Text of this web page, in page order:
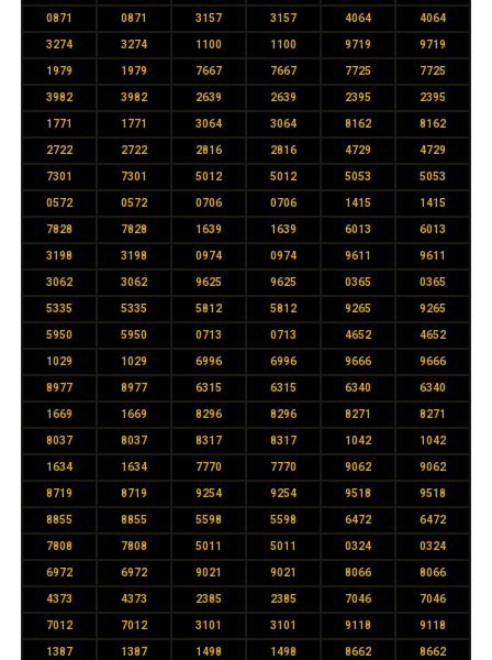
0871 0871 3157 3157 4064 4064
3274 3274 1100 1100 9719 9719
1979 1979 7667 7667 7725 7725
3982 3982 2639 2639 2395 2395
1771 1771 3064 3064 8162 8162
2722 2722 2816 2816 4729 4729
7301 7301 5012 5012 5053 5053
0572 0572 0706 0706 1415 1415
7828 7828 1639 1639 6013 6013
3198 3198 0974 0974 9611 9611
3062 3062 9625 9625 0365 0365
5335 5335 5812 5812 9265 9265
5950 5950 0713 0713 4652 4652
1029 1029 6996 6996 9666 9666
8977 8977 6315 6315 6340 6340
1669 1669 8296 8296 8271 8271
8037 8037 8317 8317 1042 1042
1634 1634 7770 7770 9062 9062
8719 8719 9254 9254 9518 9518
8855 8855 5598 5598 6472 6472
7808 7808 5011 5011 0324 0324
6972 6972 9021 9021 8066 8066
4373 4373 2385 2385 7046 7046
7012 7012 3101 3101 9118 9118
1387 1387 1498 1498 8662 8662